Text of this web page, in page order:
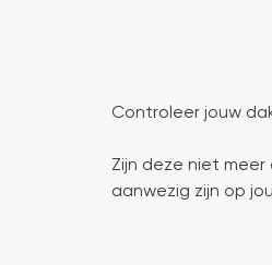
Controleer jouw
Zijn deze niet
aanwezig zijn op